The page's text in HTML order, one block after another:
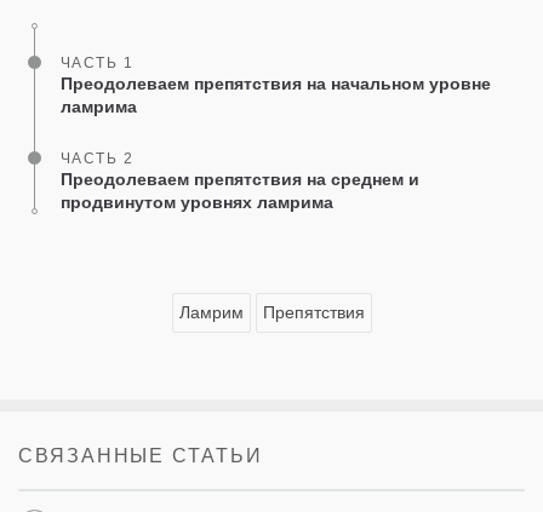
ЧАСТЬ 1
Преодолеваем препятствия на начальном уровне
ламрима
ЧАСТЬ 2
Преодолеваем препятствия на среднем и
продвинутом уровнях ламрима
Ламрим Препятствия
СВЯЗАННЫЕ СТАТЬИ